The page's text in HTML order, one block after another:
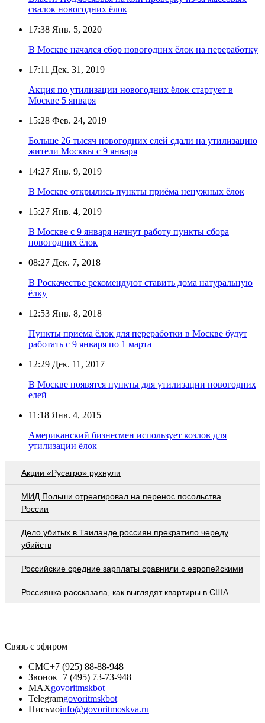
свалок новогодних ёлок
17:38 Янв. 5, 2020
В Москве начался сбор новогодних ёлок на переработку
17:11 Дек. 31, 2019
Акция по утилизации новогодних ёлок стартует в
Москве 5 января
15:28 Фев. 24, 2019
Больше 26 тысяч новогодних елей сдали на утилизацию
жители Москвы с 9 января
14:27 Янв. 9, 2019
В Москве открылись пункты приёма ненужных ёлок
15:27 Янв. 4, 2019
В Москве с 9 января начнут работу пункты сбора
новогодних ёлок
08:27 Дек. 7, 2018
В Роскачестве рекомендуют ставить дома натуральную
ёлку
12:53 Янв. 8, 2018
Пункты приёма ёлок для переработки в Москве будут
работать с 9 января по 1 марта
12:29 Дек. 11, 2017
В Москве появятся пункты для утилизации новогодних
елей
11:18 Янв. 4, 2015
Американский бизнесмен использует козлов для
утилизации ёлок
Акции «Русагро» рухнули
МИД Польши отреагировал на перенос посольства
России
Дело убитых в Таиланде россиян прекратило череду
убийств
Российские средние зарплаты сравнили с европейскими
Россиянка рассказала, как выглядят квартиры в США
Связь с эфиром
СМС+7 (925) 88-88-948
Звонок+7 (495) 73-73-948
MAXgovoritmskbot
Telegramgovoritmskbot
Письмоinfo@govoritmoskva.ru